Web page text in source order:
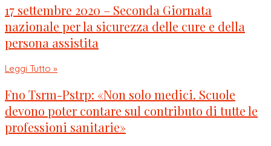
17 settembre 2020 – Seconda Giornata
nazionale per la sicurezza delle cure e della
persona assistita
Leggi Tutto »
Fno Tsrm-Pstrp: «Non solo medici. Scuole
devono poter contare sul contributo di tutte le
professioni sanitarie»